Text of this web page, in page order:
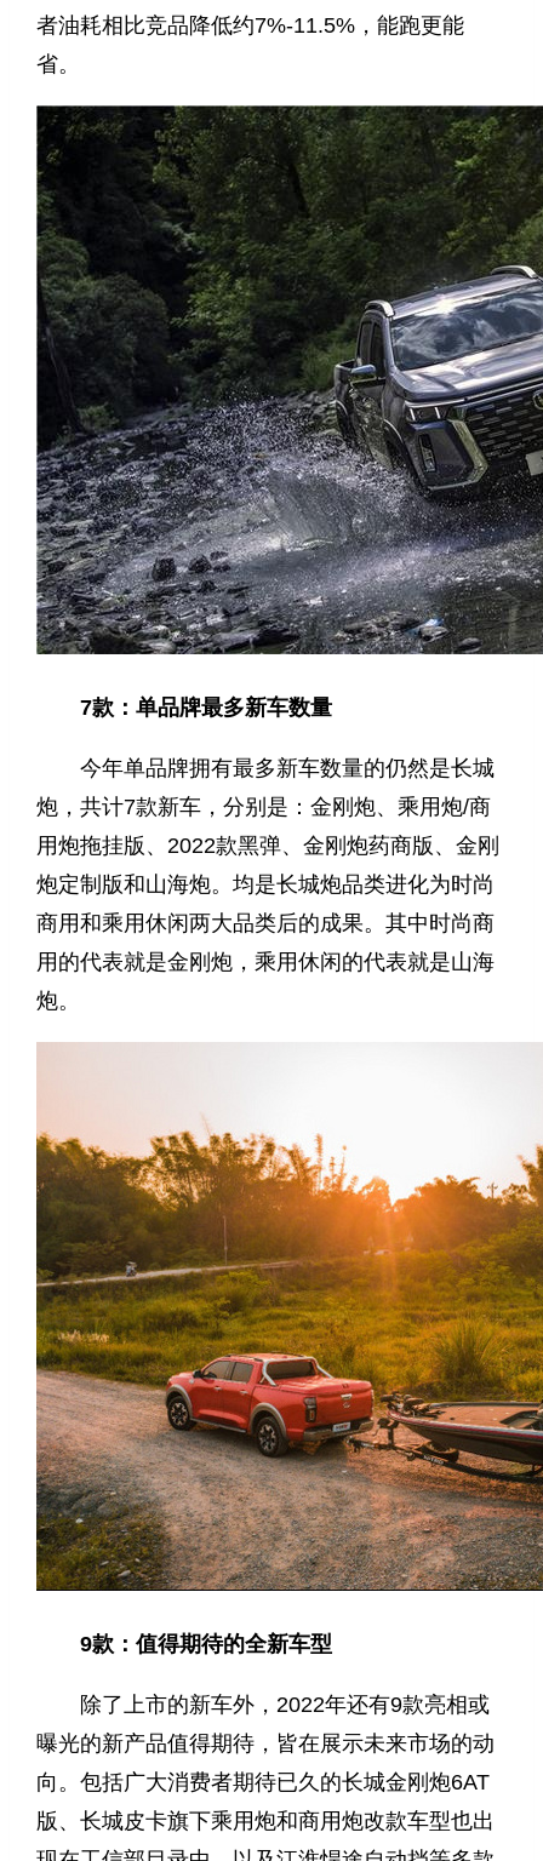
者油耗相比竞品降低约7%-11.5%，能跑更能
省。
7款：单品牌最多新车数量
今年单品牌拥有最多新车数量的仍然是长城
炮，共计7款新车，分别是：金刚炮、乘用炮/商
用炮拖挂版、2022款黑弹、金刚炮药商版、金刚
炮定制版和山海炮。均是长城炮品类进化为时尚
商用和乘用休闲两大品类后的成果。其中时尚商
用的代表就是金刚炮，乘用休闲的代表就是山海
炮。
9款：值得期待的全新车型
除了上市的新车外，2022年还有9款亮相或
曝光的新产品值得期待，皆在展示未来市场的动
向。包括广大消费者期待已久的长城金刚炮6AT
版、长城皮卡旗下乘用炮和商用炮改款车型也出